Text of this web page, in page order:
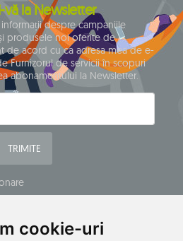
cookie-uri
la Newsletter
despre campaniile
produsele noi oferite de
de acord cu ca adresa mea de e-
Furnizorul de servicii în scopuri
abonamentului la Newsletter.
TRIMITE